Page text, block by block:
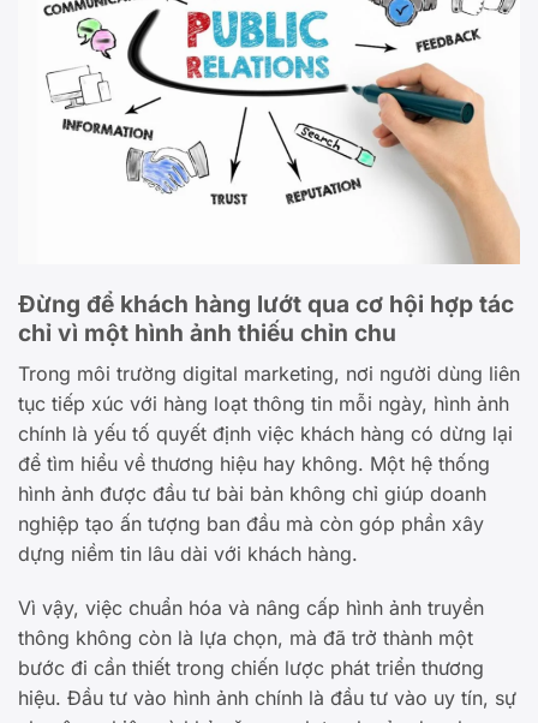
Đừng để khách hàng lướt qua cơ hội hợp tác
chỉ vì một hình ảnh thiếu chỉn chu
Trong môi trường digital marketing, nơi người dùng liên
tục tiếp xúc với hàng loạt thông tin mỗi ngày, hình ảnh
chính là yếu tố quyết định việc khách hàng có dừng lại
để tìm hiểu về thương hiệu hay không. Một hệ thống
hình ảnh được đầu tư bài bản không chỉ giúp doanh
nghiệp tạo ấn tượng ban đầu mà còn góp phần xây
dựng niềm tin lâu dài với khách hàng.
Vì vậy, việc chuẩn hóa và nâng cấp hình ảnh truyền
thông không còn là lựa chọn, mà đã trở thành một
bước đi cần thiết trong chiến lược phát triển thương
hiệu. Đầu tư vào hình ảnh chính là đầu tư vào uy tín, sự